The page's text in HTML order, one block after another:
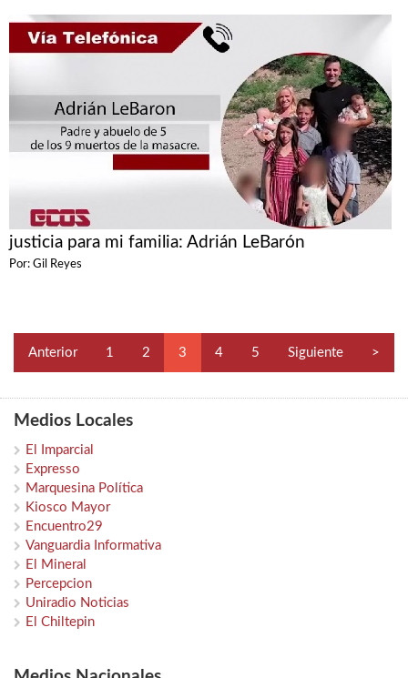
justicia para mi familia: Adrián LeBarón
Por: Gil Reyes
Anterior 1 2 3 4 5 Siguiente >
Medios Locales
El Imparcial
Expresso
Marquesina Política
Kiosco Mayor
Encuentro29
Vanguardia Informativa
El Mineral
Percepcion
Uniradio Noticias
El Chiltepin